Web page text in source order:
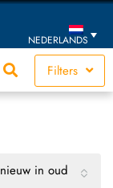
NEDERLANDS
Filters
in oud